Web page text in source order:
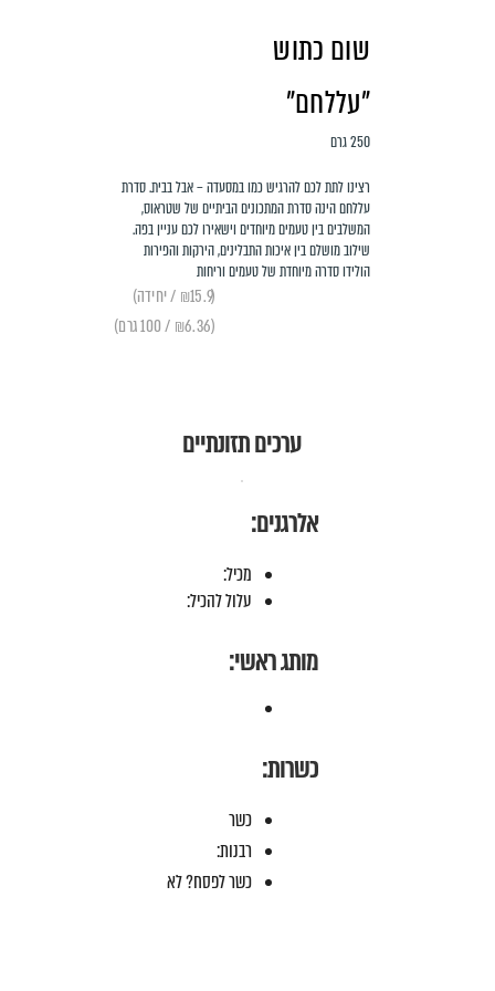
שום כתוש
"עללחם"
250 גרם
רצינו לתת לכם להרגיש כמו במסעדה – אבל בבית. סדרת
עללחם הינה סדרת המתכונים הביתיים של שטראוס,
המשלבים בין טעמים מיוחדים וישאירו לכם עניין בפה.
שילוב מושלם בין איכות התבלינים, הירקות והפירות
הולידו סדרה מיוחדת של טעמים וריחות
(₪15.9 / יחידה)
(₪6.36 / 100 גרם)
ערכים תזונתיים
אלרגנים:
מכיל:
עלול להכיל:
מותג ראשי:
כשרות:
כשר
רבנות:
כשר לפסח? לא